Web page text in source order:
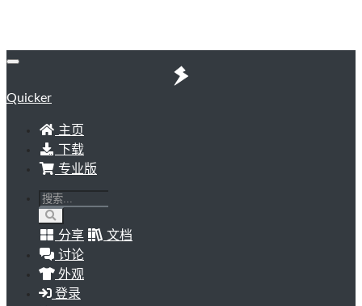
Quicker
主页
下载
专业版
分享
文档
讨论
外观
登录